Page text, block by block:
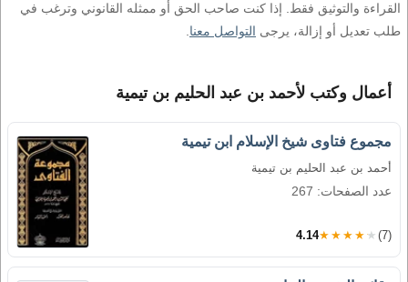
القراءة والتوثيق فقط. إذا كنت صاحب الحق أو ممثله القانوني وترغب في
طلب تعديل أو إزالة، يرجى التواصل معنا
أعمال وكتب لأحمد بن عبد الحليم بن تيمية
مجموع فتاوى شيخ الإسلام ابن تيمية
أحمد بن عبد الحليم بن تيمية
عدد الصفحات: 267
4.14★★★★★ (7)